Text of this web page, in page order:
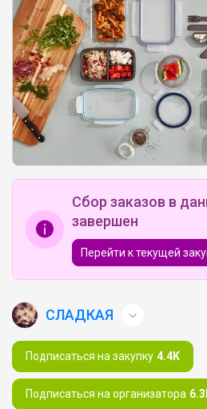
Сбор заказов в
завершен
Перейти к текущей
СЛАДКАЯ
Подписаться на закупку 4.4K
Подписаться на организатора